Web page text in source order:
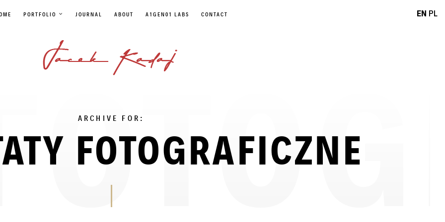
PORTFOLIO JOURNAL ABOUT A1GEN01 LABS CONTACT
ARCHIVE FOR:
FOTOGRAFICZNE
EN PL